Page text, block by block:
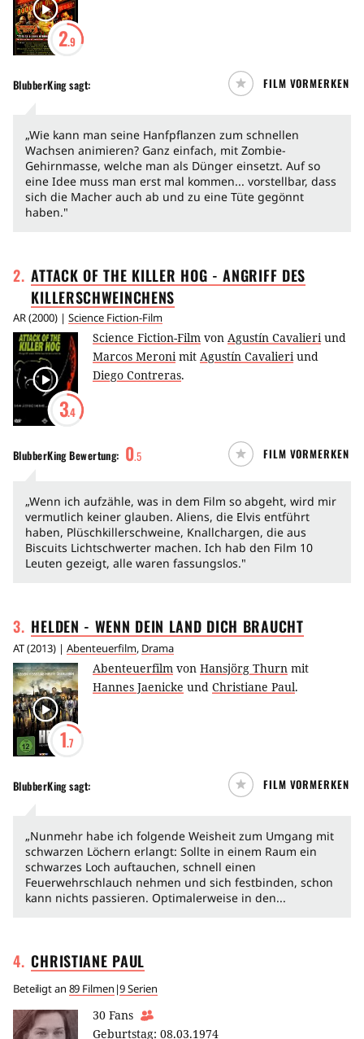
2.9
BlubberKingsagt: FILM VORMERKEN
„Wie kann man seine Hanfpflanzen zum schnellen
Wachsen animieren? Ganz einfach, mit Zombie-
Gehirnmasse, welche man als Dünger einsetzt. Auf so
eine Idee muss man erst mal kommen... vorstellbar, dass
sich die Macher auch ab und zu eine Tüte gegönnt
haben."
2. ATTACK OF THE KILLER HOG - ANGRIFF DES
KILLERSCHWEINCHENS
AR(2000) | Science Fiction-Film
3.4
Science Fiction-Film von Agustín Cavalieriund
Marcos Meronimit Agustín Cavalieriund
Diego Contreras.
BlubberKingBewertung: 0.5 FILM VORMERKEN
„Wenn ich aufzähle, was in dem Film so abgeht, wird mir
vermutlich keiner glauben. Aliens, die Elvis entführt
haben, Plüschkillerschweine, Knallchargen, die aus
Biscuits Lichtschwerter machen. Ich hab den Film 10
Leuten gezeigt, alle waren fassungslos."
3. HELDEN - WENN DEIN LAND DICH BRAUCHT
AT(2013) | Abenteuerfilm, Drama
1.7
Abenteuerfilm von Hansjörg Thurn mit
Hannes Jaenicke und Christiane Paul.
BlubberKingsagt: FILM VORMERKEN
„Nunmehr habe ich folgende Weisheit zum Umgang mit
schwarzen Löchern erlangt: Sollte in einem Raum ein
schwarzes Loch auftauchen, schnell einen
Feuerwehrschlauch nehmen und sich festbinden, schon
kann nichts passieren. Optimalerweise in den...
4. CHRISTIANE PAUL
Beteiligt an 89 Filmen |9 Serien
30 Fans
Geburtstag: 08.03.1974